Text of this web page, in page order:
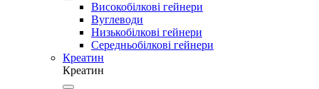
Високобілкові гейнери
Вуглеводи
Низькобілкові гейнери
Середньобілкові гейнери
Креатин
Креатин